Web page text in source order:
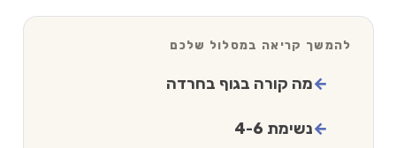
להמשך קריאה במסלול שלכם
מה קורה בגוף בחרדה
נשימת 4-6